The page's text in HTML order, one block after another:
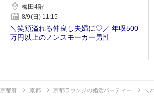
梅田4階
8/9(日) 11:15
＼笑顔溢れる仲良し夫婦に♡／ 年収500
万円以上のノンスモーカー男性
京都府 京都 京都ラウンジの婚活パーティー ＼